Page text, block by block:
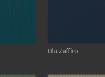
Blu Zaffiro